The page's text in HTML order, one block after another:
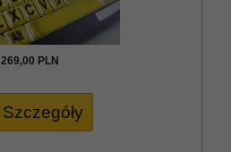
269,00 PLN
Szczegóły